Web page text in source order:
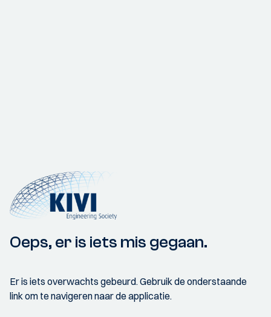
Oeps, er is iets mis gegaan.
Er is iets overwachts gebeurd. Gebruik de onderstaande
link om te navigeren naar de applicatie.